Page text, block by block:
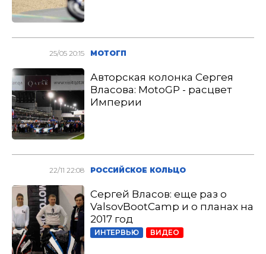
25/05 20:15 МОТОГП
Авторская колонка Сергея
Власова: MotoGP - расцвет
Империи
22/11 22:08 РОССИЙСКОЕ КОЛЬЦО
Сергей Власов: еще раз о
ValsovBootCamp и о планах на
2017 год
ИНТЕРВЬЮ ВИДЕО